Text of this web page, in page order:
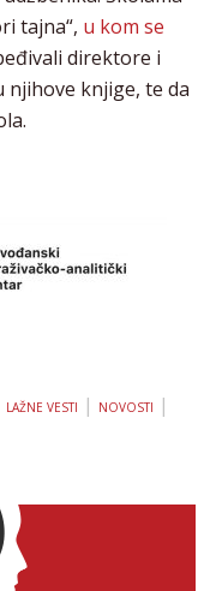
tajna“, u kom se
direktore i
njihove knjige, te da
LAŽNE VESTI | NOVOSTI |